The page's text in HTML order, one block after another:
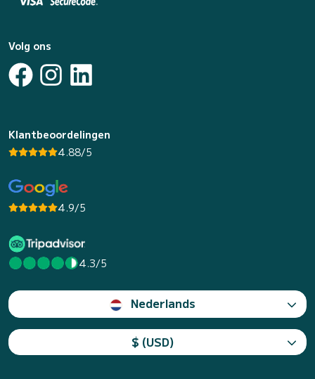
Volg ons
Klantbeoordelingen
4.88/5
4.9/5
4.3/5
Nederlands
$ (USD)